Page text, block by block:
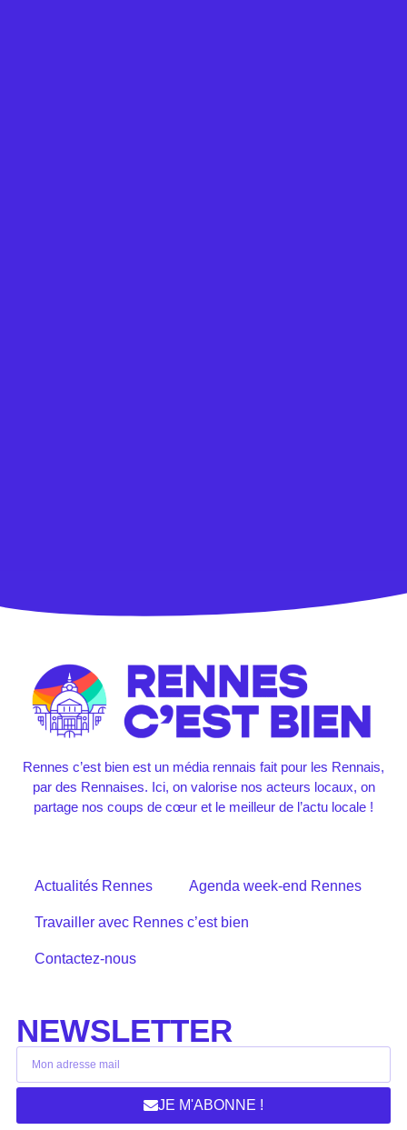
Rennes c’est bien est un média rennais fait pour les Rennais,
par des Rennaises. Ici, on valorise nos acteurs locaux, on
partage nos coups de cœur et le meilleur de l’actu locale !
Actualités Rennes Agenda week-end Rennes
Travailler avec Rennes c’est bien
Contactez-nous
NEWSLETTER
JE M'ABONNE !